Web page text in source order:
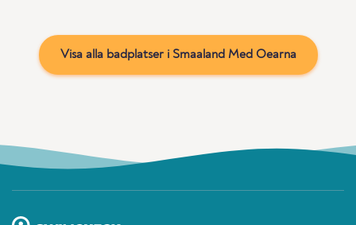
Visa alla badplatser i Smaaland Med Oearna